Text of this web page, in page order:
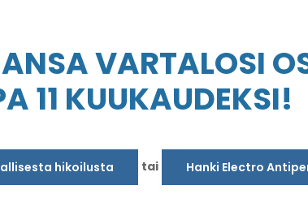
VARTALOSI
11 KUUKAUDEKSI!
hikoilusta tai Hanki Electro